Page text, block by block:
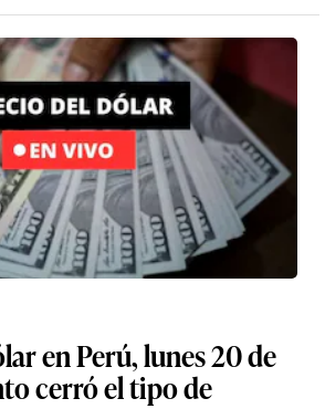
en Perú, lunes 20 de
cerró el tipo de